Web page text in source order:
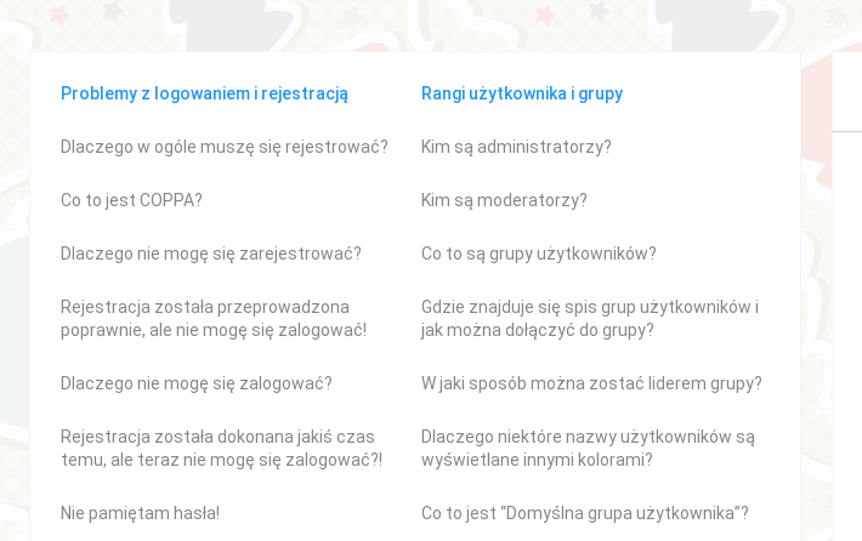
Problemy z logowaniem i rejestracją
Dlaczego w ogóle muszę się rejestrować?
Co to jest COPPA?
Dlaczego nie mogę się zarejestrować?
Rejestracja została przeprowadzona
poprawnie, ale nie mogę się zalogować!
Dlaczego nie mogę się zalogować?
Rejestracja została dokonana jakiś czas
temu, ale teraz nie mogę się zalogować?!
Nie pamiętam hasła!
Rangi użytkownika i grupy
Kim są administratorzy?
Kim są moderatorzy?
Co to są grupy użytkowników?
Gdzie znajduje się spis grup użytkowników i
jak można dołączyć do grupy?
W jaki sposób można zostać liderem grupy?
Dlaczego niektóre nazwy użytkowników są
wyświetlane innymi kolorami?
Co to jest “Domyślna grupa użytkownika”?